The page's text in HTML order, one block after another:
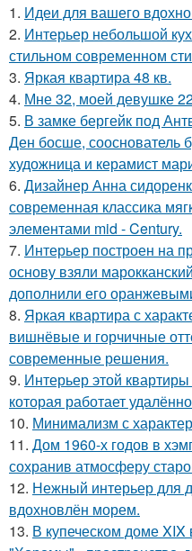
1. Идеи для вашего
2. Интерьер небольшой
стильном современном
3. Яркая квартира 48 кв.
4. Мне 32, моей девушке
5. В замке бергейк под
Ден босше, сооснователь
художница и керамист
6. Дизайнер Анна
современная классика
элементами mid - Century.
7. Интерьер построен на
основу взяли
дополнили его
8. Яркая квартира с
вишнёвые и горчичные
современные решения.
9. Интерьер этой
которая работает
10. Минимализм с
11. Дом 1960-х годов в
сохранив атмосферу
12. Нежный интерьер для
вдохновлён морем.
13. В купеческом доме XIX